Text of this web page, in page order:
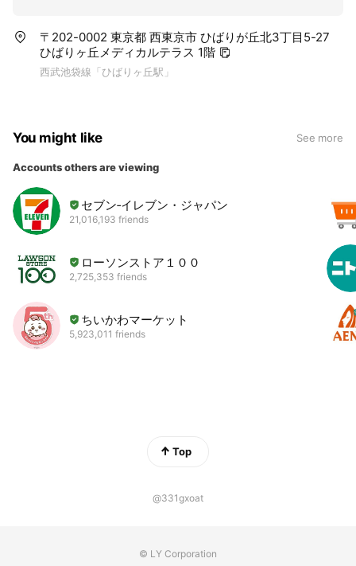
〒202-0002 東京都 西東京市 ひばりが丘北3丁目5-27
ひばりヶ丘メディカルテラス 1階
西武池袋線「ひばりヶ丘駅」
You might like See more
Accounts others are viewing
セブン‐イレブン・ジャパン
21,016,193 friends
ローソンストア１００
2,725,353 friends
ちいかわマーケット
5,923,011 friends
Top
@331gxoat
© LY Corporation